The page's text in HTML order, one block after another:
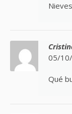
Nieves
05/
Qué